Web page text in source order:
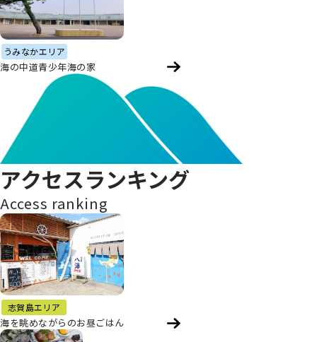
うみなかエリア
海の中道青少年海の家
アクセスランキング
Access ranking
志賀島エリア
海を眺めながらのお昼ごはん